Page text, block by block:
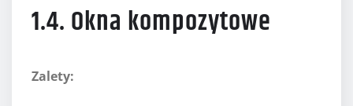
1.4. Okna kompozytowe
Zalety: